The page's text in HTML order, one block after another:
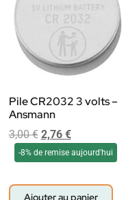
Pile CR2032 3 volts –
Ansmann
3,00€ 2,76 €
-8% de remise aujourd'hui
Ajouter au panier